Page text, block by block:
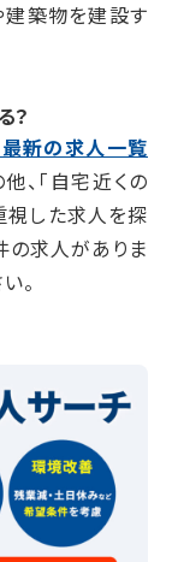
建築物を建設す
？
最新の求人一覧
、「自宅近くの
視した求人を探
の求人がありま
。